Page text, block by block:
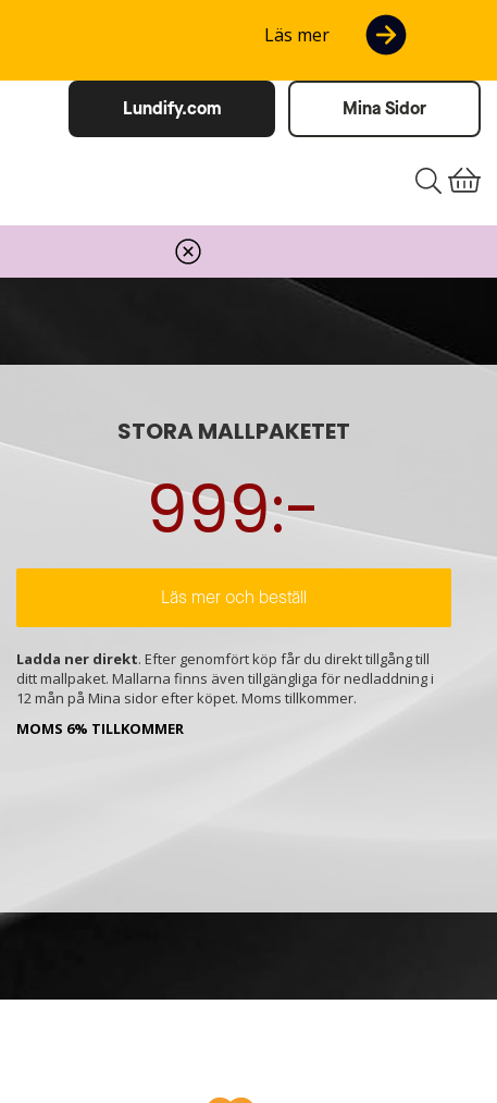
Läs mer
Lundify.com Mina Sidor
STORA MALLPAKETET
999:-
Läs mer och beställ
Ladda ner direkt. Efter genomfört köp får du direkt tillgång till
ditt mallpaket. Mallarna finns även tillgängliga för nedladdning i
12 mån på Mina sidor efter köpet. Moms tillkommer.
MOMS 6% TILLKOMMER